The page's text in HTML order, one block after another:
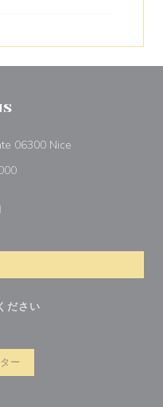
06300 Nice((新しいウィンド
ださい
ー